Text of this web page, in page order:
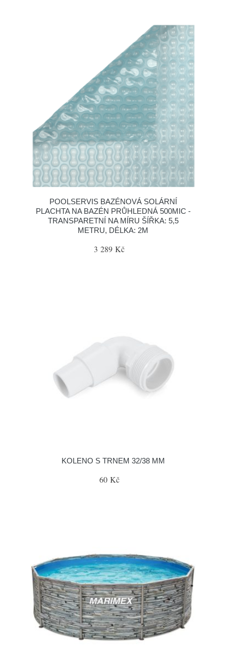
POOLSERVIS BAZÉNOVÁ SOLÁRNÍ
PLACHTA NA BAZÉN PRŮHLEDNÁ 500MIC -
TRANSPARETNÍ NA MÍRU ŠÍŘKA: 5,5
METRU, DÉLKA: 2M
3 289 Kč
KOLENO S TRNEM 32/38 MM
60 Kč